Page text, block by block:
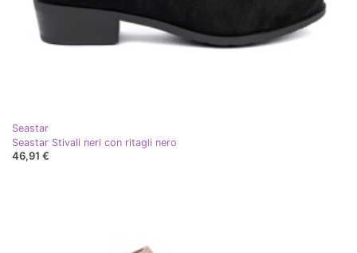
Seastar
Seastar Stivali neri con ritagli nero
46,91 €